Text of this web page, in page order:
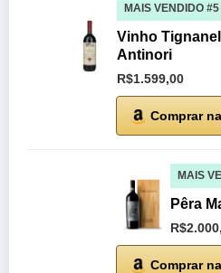
MAIS VENDIDO #5
Vinho
Antinori
R$1.599,00
Comprar
MAIS
Pêra
Comprar